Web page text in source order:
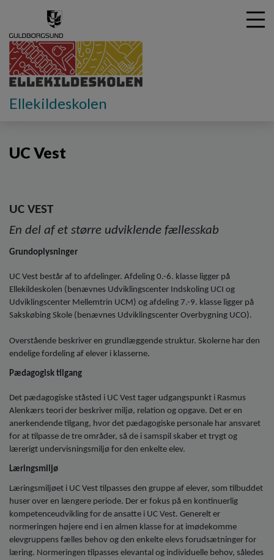
Ellekildeskolen
UC Vest
UC VEST
En del af et større udviklende fællesskab
Grundoplysninger
UC Vest består af to afdelinger. Afdeling 0.-6. klasse ligger på
Ellekildeskolen (benævnes Udviklingscenter Indskoling UCI og
Udviklingscenter Mellemtrin UCM) og afdeling 7.-9. klasse ligger på
Sakskøbing Skole (benævnes Udviklingscenter Overbygning UCO).
Overstående beskriver en grundlæggende struktur. Skolerne har den
endelige fordeling af elever i klasserne.
Pædagogisk tilgang
Det pædagogiske ståsted i UC Vest tager udgangspunkt i Rasmus
Alenkærs teori der beskriver miljø, relation og opgave. Det er en
anerkendende tilgang, hvor det pædagogiske personale har ansvaret
for at tilpasse de tre områder, så de i samspil skaber et trygt og
lærerigt undervisningsmiljø for den enkelte elev.
Læringsmiljø
Læringsmiljøet i UC Vest tilpasses den gruppe af elever, som tilbuddet
huser over en længere periode. Der er fokus på en kontinuerlig
kompetenceudvikling for de ansatte i UC Vest. Generelt er
normeringen højere end i en almen klasse for at imødekomme
elevgruppens fælles behov og den enkelte elevs forudsætninger for
læring. Normeringen tilpasses elevantal og individuelle behov, således